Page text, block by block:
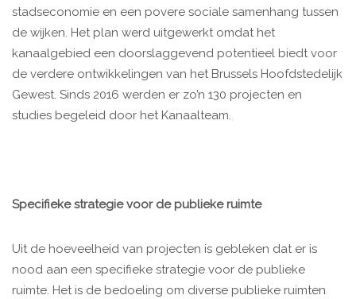
stadseconomie en een povere sociale samenhang tussen
de wijken. Het plan werd uitgewerkt omdat het
kanaalgebied een doorslaggevend potentieel biedt voor
de verdere ontwikkelingen van het Brussels Hoofdstedelijk
Gewest. Sinds 2016 werden er zo’n 130 projecten en
studies begeleid door het Kanaalteam.
Specifieke strategie voor de publieke ruimte
Uit de hoeveelheid van projecten is gebleken dat er is
nood aan een specifieke strategie voor de publieke
ruimte. Het is de bedoeling om diverse publieke ruimten